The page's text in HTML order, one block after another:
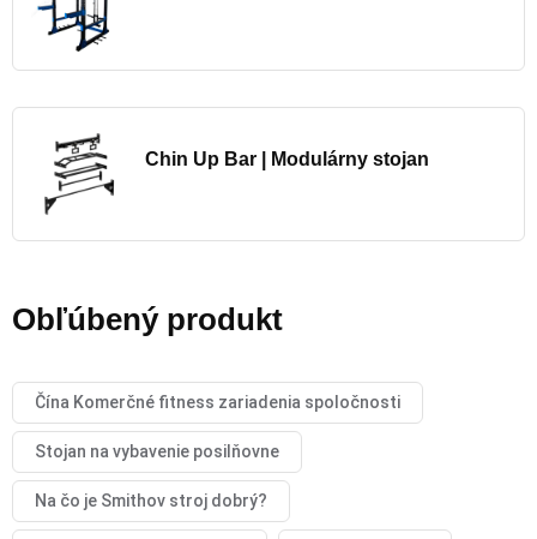
Chin Up Bar | Modulárny stojan
Obľúbený produkt
Čína Komerčné fitness zariadenia spoločnosti
Stojan na vybavenie posilňovne
Na čo je Smithov stroj dobrý?